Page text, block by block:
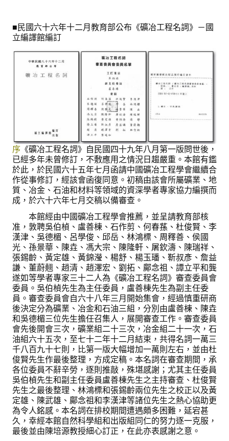
會員代表選舉辦法
學會獎項
歷年技術獎章得獎人
技術獎章得獎人介紹
歷年大專學生獎勵金得獎人
歷年論文獎得獎人
歷年傑出服務貢獻獎得獎人
歷年保安獎章得獎人
榮譽榜
本會榮獲內政部104年全國性社會暨職業團體工作品鑑「甲等獎」
本會朱前理事長榮獲2012年第30屆國家傑出總經理獎
鑛冶期刊獲行政院頒發雜誌金鼎獎
歷年詹天佑論文獎與中工會論文得獎人
學會出版品
鑛冶期刊 (需登入會員)
鑛冶期刊徵稿
年會手冊
■民國六十六年十二月教育部公布《礦冶工程名詞》－國
立編譯館編訂
序 《礦冶工程名詞》自民國四十九年八月第一版問世後，
已經多年未曾修訂，不敷應用之情況日趨嚴重。本館有鑑
於此，於民國六十五年七月函請中國礦冶工程學會繼續合
作從事修訂，經該會函復同意。初稿由該會所屬礦業、地
質、冶金、石油和材料等領域的資深學者專家協力編撰而
成，於六十六年七月交稿以備審查。
本館經由中國礦冶工程學會推薦，並呈請教育部核
准，敦聘吳伯楨、盧善棟、石作剪、何春蓀、杜俊賢、李
漢津、吳德楣、呂學俊、邱岳、林鴻標、周釋善、侯國
光、孫景華、陳垚、馮大宗、陳隆軒、屠欽濤、陳瑞祥、
張錫齡、黃定雄、黃錦瀅、楊舒、楊玉璠、靳叔彥、詹益
謙、董蔚翹、趙清、趙澤宏、劉拓、鄺念祖、譚立平和龔
遂如等學者專家三十二人為《礦冶工程名詞》審查委員會
委員。吳伯楨先生為主任委員，盧善棟先生為副主任委
員。審查委員會自六十八年三月開始集會，經過慎重研商
後決定分為礦業、冶金和石油三組，分別由盧善棟、陳垚
和吳德楣三位先生擔任召集人，展開審查工作。審查委員
會先後開會三次，礦業組二十三次，冶金組二十一次，石
油組六十五次，至七十二年十二月結束，共得名詞一萬三
千八百九十七則，比第一版大幅增加一萬則左右，並由杜
俊賢先生作最後整理，方成定稿。本名詞在審查期間，承
各位委員不辭辛勞，逐則推敲，殊堪感謝；尤其主任委員
吳伯楨先生和副主任委員盧善棟先生之主持審查、杜俊賢
先生之最後整理、林鴻標和張錫齡兩位先生之校正以及黃
定雄、陳武雄、鄺念祖和李漢津等諸位先生之熱心協助更
為令人銘感。本名詞在排校期間遭遇頗多困難，延宕甚
久，幸經本館自然科學組和出版組同仁的努力逐一克服，
最後並由陳培源教授細心訂正，在此亦表感謝之意。